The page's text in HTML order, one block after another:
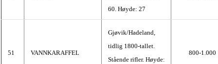
60. Høyde: 27
51 VANNKARAFFEL
Gjøvik/Hadeland,
tidlig 1800-tallet.
Stående rifler. Høyde:
800-1.000